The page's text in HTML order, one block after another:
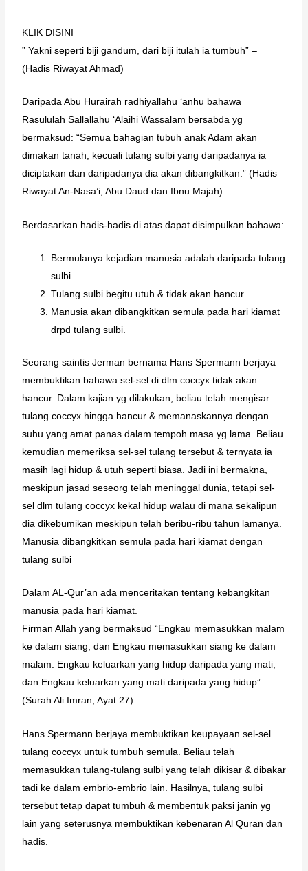
KLIK DISINI
” Yakni seperti biji gandum, dari biji itulah ia tumbuh” –
(Hadis Riwayat Ahmad)
Daripada Abu Hurairah radhiyallahu ‘anhu bahawa
Rasululah Sallallahu ‘Alaihi Wassalam bersabda yg
bermaksud: “Semua bahagian tubuh anak Adam akan
dimakan tanah, kecuali tulang sulbi yang daripadanya ia
diciptakan dan daripadanya dia akan dibangkitkan.” (Hadis
Riwayat An-Nasa’i, Abu Daud dan Ibnu Majah).
Berdasarkan hadis-hadis di atas dapat disimpulkan bahawa:
Bermulanya kejadian manusia adalah daripada tulang
sulbi.
Tulang sulbi begitu utuh & tidak akan hancur.
Manusia akan dibangkitkan semula pada hari kiamat
drpd tulang sulbi.
Seorang saintis Jerman bernama Hans Spermann berjaya
membuktikan bahawa sel-sel di dlm coccyx tidak akan
hancur. Dalam kajian yg dilakukan, beliau telah mengisar
tulang coccyx hingga hancur & memanaskannya dengan
suhu yang amat panas dalam tempoh masa yg lama. Beliau
kemudian memeriksa sel-sel tulang tersebut & ternyata ia
masih lagi hidup & utuh seperti biasa. Jadi ini bermakna,
meskipun jasad seseorg telah meninggal dunia, tetapi sel-
sel dlm tulang coccyx kekal hidup walau di mana sekalipun
dia dikebumikan meskipun telah beribu-ribu tahun lamanya.
Manusia dibangkitkan semula pada hari kiamat dengan
tulang sulbi
Dalam AL-Qur’an ada menceritakan tentang kebangkitan
manusia pada hari kiamat.
Firman Allah yang bermaksud “Engkau memasukkan malam
ke dalam siang, dan Engkau memasukkan siang ke dalam
malam. Engkau keluarkan yang hidup daripada yang mati,
dan Engkau keluarkan yang mati daripada yang hidup”
(Surah Ali Imran, Ayat 27).
Hans Spermann berjaya membuktikan keupayaan sel-sel
tulang coccyx untuk tumbuh semula. Beliau telah
memasukkan tulang-tulang sulbi yang telah dikisar & dibakar
tadi ke dalam embrio-embrio lain. Hasilnya, tulang sulbi
tersebut tetap dapat tumbuh & membentuk paksi janin yg
lain yang seterusnya membuktikan kebenaran Al Quran dan
hadis.